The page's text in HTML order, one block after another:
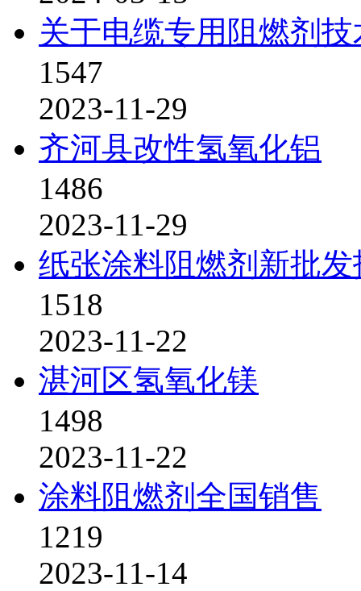
关于电缆专用阻燃剂
1547
2023-11-29
齐河县改性氢氧化铝
1486
2023-11-29
纸张涂料阻燃剂新批发
1518
2023-11-22
湛河区氢氧化镁
1498
2023-11-22
涂料阻燃剂全国销售
1219
2023-11-14